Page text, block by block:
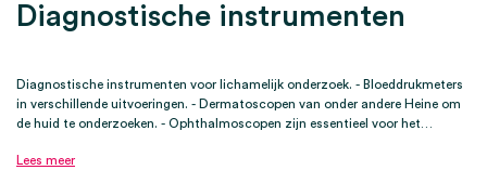
Diagnostische instrumenten
Diagnostische instrumenten voor lichamelijk onderzoek. - Bloeddrukmeters
in verschillende uitvoeringen. - Dermatoscopen van onder andere Heine om
de huid te onderzoeken. - Ophthalmoscopen zijn essentieel voor het
medisch specialisten. - Otoscopen om de gehoorgang te onderzoeken. -
Lees meer